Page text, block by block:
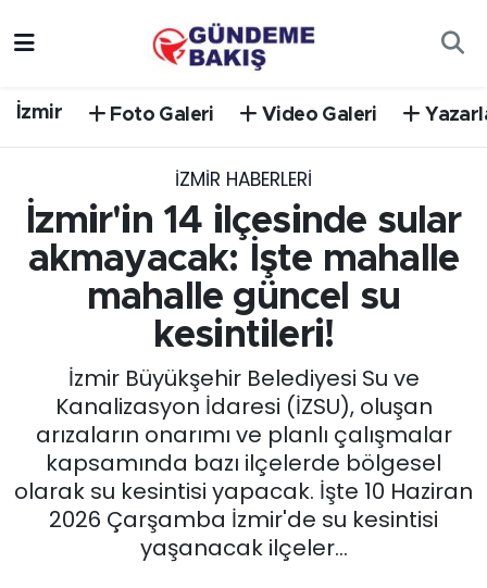
İzmir Foto Galeri Video Galeri
İZMIR HABERLERI
İzmir'in 14 ilçesinde sular
akmayacak: İşte mahalle
mahalle güncel su
kesintileri!
İzmir Büyükşehir Belediyesi Su ve
Kanalizasyon İdaresi (İZSU), oluşan
arızaların onarımı ve planlı çalışmalar
kapsamında bazı ilçelerde bölgesel
olarak su kesintisi yapacak. İşte 10 Haziran
2026 Çarşamba İzmir'de su kesintisi
yaşanacak ilçeler...
EGE
EĞİTİM
EKONOMİ
English News
GÜNCEL
KÜLTÜR SANAT
Trafik Durumu
Süper Lig Puan Durumu ve Fikstür
Tüm Manşetler
Son Dakika Haberleri
Haber Arşivi